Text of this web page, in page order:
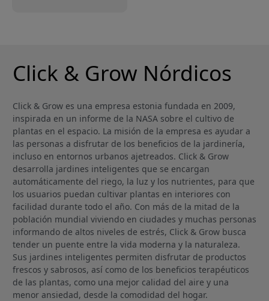
Click & Grow Nórdicos
Click & Grow es una empresa estonia fundada en 2009,
inspirada en un informe de la NASA sobre el cultivo de
plantas en el espacio. La misión de la empresa es ayudar a
las personas a disfrutar de los beneficios de la jardinería,
incluso en entornos urbanos ajetreados. Click & Grow
desarrolla jardines inteligentes que se encargan
automáticamente del riego, la luz y los nutrientes, para que
los usuarios puedan cultivar plantas en interiores con
facilidad durante todo el año. Con más de la mitad de la
población mundial viviendo en ciudades y muchas personas
informando de altos niveles de estrés, Click & Grow busca
tender un puente entre la vida moderna y la naturaleza.
Sus jardines inteligentes permiten disfrutar de productos
frescos y sabrosos, así como de los beneficios terapéuticos
de las plantas, como una mejor calidad del aire y una
menor ansiedad, desde la comodidad del hogar.